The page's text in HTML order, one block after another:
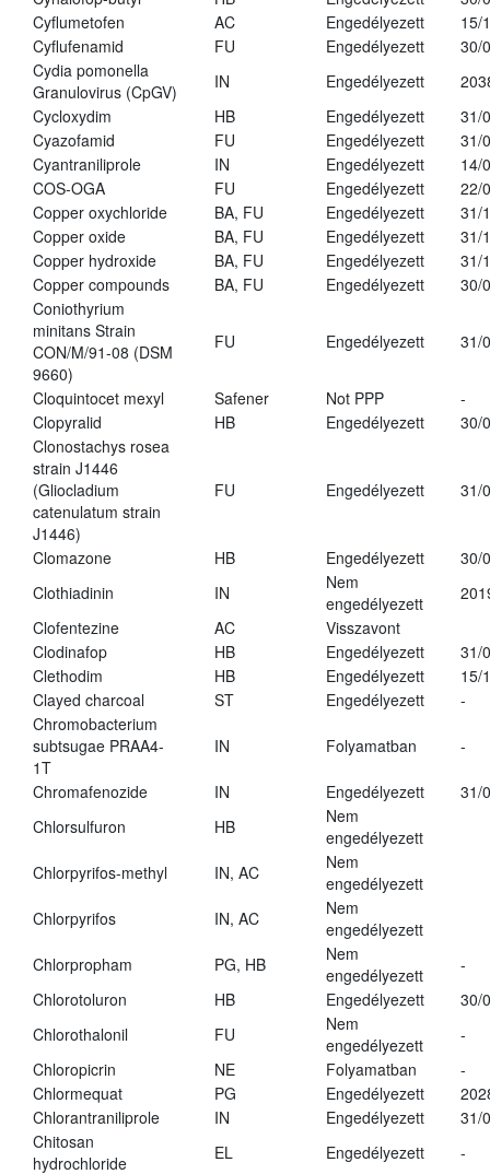
Cyflumetofen
AC Engedélyezett
15/
Cyflufenamid
FU Engedélyezett
30/
Cydia pomonella
Granulovirus (CpGV)
IN Engedélyezett
Cycloxydim
HB Engedélyezett
31/
Cyazofamid
FU Engedélyezett
31/
Cyantraniliprole
IN Engedélyezett
14/
COS-OGA
FU Engedélyezett
22/
Copper oxychloride
BA, FU Engedélyezett
31/
Copper oxide
BA, FU Engedélyezett
31/
Copper hydroxide
BA, FU Engedélyezett
31/
Copper compounds
BA, FU Engedélyezett
30/
Coniothyrium
minitans Strain
CON/M/91-08 (DSM
9660)
FU Engedélyezett 31/
Cloquintocet mexyl Safener Not PPP
-
Clopyralid
HB Engedélyezett
30/
Clonostachys rosea
strain J1446
(Gliocladium
catenulatum strain
J1446)
FU Engedélyezett 31/
Clomazone HB Engedélyezett
30/
Clothiadinin
IN
Nem
engedélyezett
Clofentezine
AC
Visszavont
Clodinafop
HB Engedélyezett
31/
Clethodim
HB Engedélyezett
15/
Clayed charcoal
ST Engedélyezett
-
Chromobacterium
subtsugae PRAA4-
1T
IN Folyamatban -
Chromafenozide IN Engedélyezett
31/
Chlorsulfuron
HB
Nem
engedélyezett
Chlorpyrifos-methyl
IN, AC
Nem
engedélyezett
Chlorpyrifos
IN, AC
Nem
engedélyezett
Chlorpropham
PG, HB
Nem
engedélyezett
-
Chlorotoluron
HB Engedélyezett
30/
Chlorothalonil
FU
Nem
engedélyezett
-
Chloropicrin
NE Folyamatban
-
Chlormequat
PG Engedélyezett
Chlorantraniliprole
IN Engedélyezett
31/
Chitosan
hydrochloride
EL Engedélyezett -